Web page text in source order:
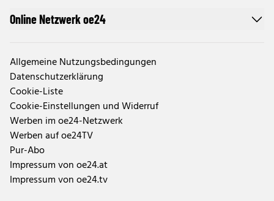
Online Netzwerk oe24
Allgemeine Nutzungsbedingungen
Datenschutzerklärung
Cookie-Liste
Cookie-Einstellungen und Widerruf
Werben im oe24-Netzwerk
Werben auf oe24TV
Pur-Abo
Impressum von oe24.at
Impressum von oe24.tv